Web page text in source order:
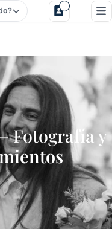
Para Fiestas Y
Fotografía y